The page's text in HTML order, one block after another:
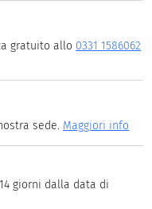
gratuito allo 0331 1586062
sede. Maggiori info
giorni dalla data di